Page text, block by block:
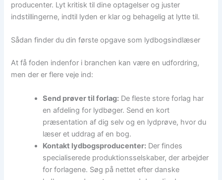
producenter. Lyt kritisk til dine optagelser og juster
indstillingerne, indtil lyden er klar og behagelig at lytte til.
Sådan finder du din første opgave som lydbogsindlæser
At få foden indenfor i branchen kan være en udfordring,
men der er flere veje ind:
Send prøver til forlag: De fleste store forlag har
en afdeling for lydbøger. Send en kort
præsentation af dig selv og en lydprøve, hvor du
læser et uddrag af en bog.
Kontakt lydbogsproducenter: Der findes
specialiserede produktionsselskaber, der arbejder
for forlagene. Søg på nettet efter danske